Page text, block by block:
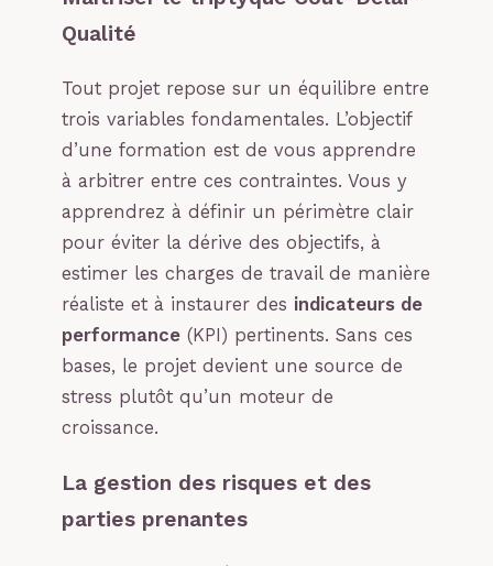
Qualité
Tout projet repose sur un équilibre entre
trois variables fondamentales. L’objectif
d’une formation est de vous apprendre
à arbitrer entre ces contraintes. Vous y
apprendrez à définir un périmètre clair
pour éviter la dérive des objectifs, à
estimer les charges de travail de manière
réaliste et à instaurer des indicateurs de
performance (KPI) pertinents. Sans ces
bases, le projet devient une source de
stress plutôt qu’un moteur de
croissance.
La gestion des risques et des
parties prenantes